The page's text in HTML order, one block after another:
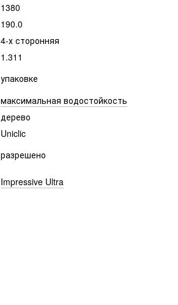
1380
190.0
4-х сторонняя
1.311
упаковке
максимальная водостойкость
дерево
Uniclic
разрешено
Impressive​​​​​​​ Ultra